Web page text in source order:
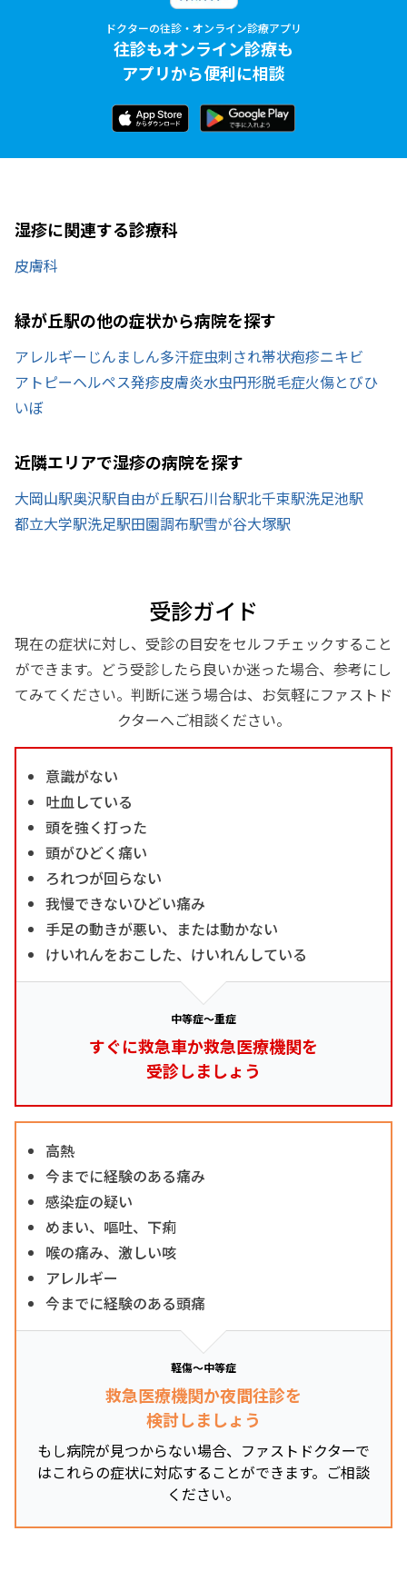
ドクターの往診・オンライン診療アプリ
往診もオンライン診療も
アプリから便利に相談
湿疹に関連する診療科
皮膚科
緑が丘駅の他の症状から病院を探す
アレルギー じんましん多汗症虫刺され帯状疱疹ニキビ
アトピーヘルペス発疹皮膚炎水虫円形脱毛症火傷とびひ
いぼ
近隣エリアで湿疹の病院を探す
大岡山駅奥沢駅自由が丘駅石川台駅北千束駅洗足池駅
都立大学駅洗足駅田園調布駅雪が谷大塚駅
受診ガイド
現在の症状に対し、受診の目安をセルフチェックすること
ができます。どう受診したら良いか迷った場合、参考にし
てみてください。判断に迷う場合は、お気軽にファストド
クターへご相談ください。
意識がない
吐血している
頭を強く打った
頭がひどく痛い
ろれつが回らない
我慢できないひどい痛み
手足の動きが悪い、または動かない
けいれんをおこした、けいれんしている
中等症～重症
すぐに救急車か救急医療機関を
受診しましょう
高熱
今までに経験のある痛み
感染症の疑い
めまい、嘔吐、下痢
喉の痛み、激しい咳
アレルギー
今までに経験のある頭痛
軽傷～中等症
救急医療機関か夜間往診を
検討しましょう
もし病院が見つからない場合、ファストドクターで
はこれらの症状に対応することができます。ご相談
ください。